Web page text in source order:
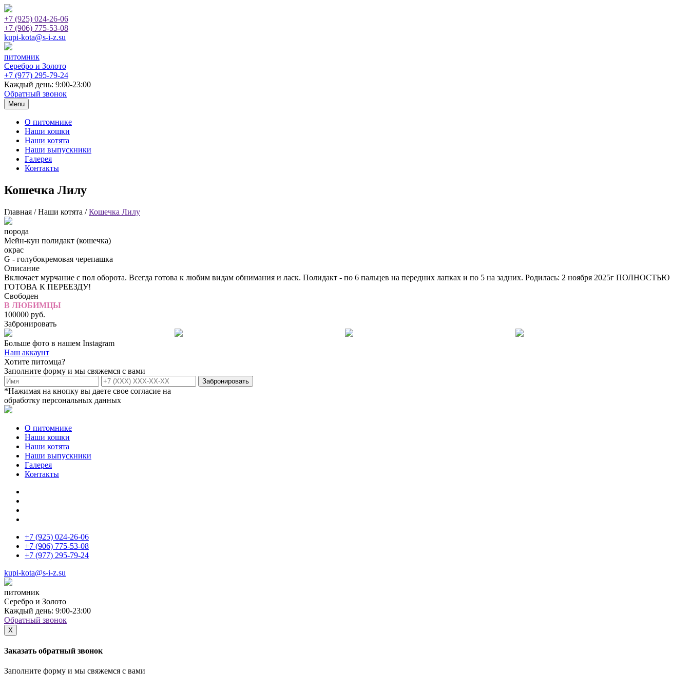
+7 (925) 024-26-06
+7 (906) 775-53-08
kupi-kota@s-i-z.su
питомник
Серебро и Золото
+7 (977) 295-79-24
Каждый день: 9:00-23:00
Обратный звонок
Menu
О питомнике
Наши кошки
Наши котята
Наши выпускники
Галерея
Контакты
Кошечка Лилу
Главная / Наши котята /Кошечка Лилу
порода
Мейн-кун полидакт (кошечка)
окрас
G - голубокремовая черепашка
Описание
Включает мурчание с пол оборота. Всегда готова к любим видам обнимания и ласк. Полидакт - по 6 пальцев на передних лапках и по 5 на задних. Родилась: 2 ноября 2025г ПОЛНОСТЬЮ
ГОТОВА К ПЕРЕЕЗДУ!
Свободен
В ЛЮБИМЦЫ
100000 руб.
Забронировать
Больше фото в нашем Instagram
Наш аккаунт
Хотите питомца?
Заполните форму и мы свяжемся с вами
*Нажимая на кнопку вы даете свое согласие на
обработку персональных данных
О питомнике
Наши кошки
Наши котята
Наши выпускники
Галерея
Контакты
+7 (925) 024-26-06
+7 (906) 775-53-08
+7 (977) 295-79-24
kupi-kota@s-i-z.su
питомник
Серебро и Золото
Каждый день: 9:00-23:00
Обратный звонок
X
Заказать обратный звонок
Заполните форму и мы свяжемся с вами